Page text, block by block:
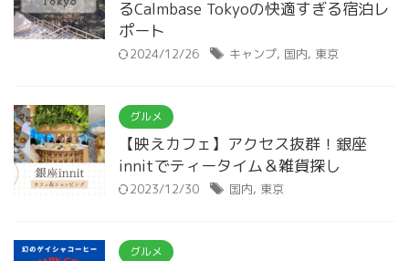
るCalmbase Tokyoの快適すぎる宿泊レ
ポート
2024/12/26 キャンプ, 国内, 東京
グルメ
【映えカフェ】アクセス抜群！銀座
innitでティータイム＆雑貨探し
2023/12/30 国内, 東京
グルメ